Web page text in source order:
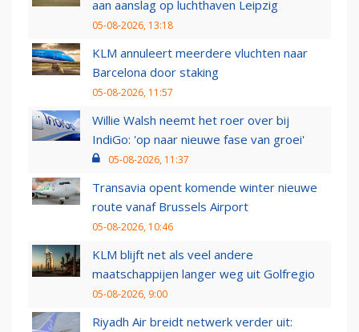
aan aanslag op luchthaven Leipzig
05-08-2026, 13:18
KLM annuleert meerdere vluchten naar
Barcelona door staking
05-08-2026, 11:57
Willie Walsh neemt het roer over bij
IndiGo: 'op naar nieuwe fase van groei'
05-08-2026, 11:37
Transavia opent komende winter nieuwe
route vanaf Brussels Airport
05-08-2026, 10:46
KLM blijft net als veel andere
maatschappijen langer weg uit Golfregio
05-08-2026, 9:00
Riyadh Air breidt netwerk verder uit: